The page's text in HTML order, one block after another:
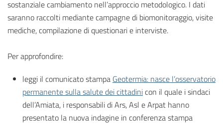
sostanziale cambiamento nell’approccio metodologico. I dati
saranno raccolti mediante campagne di biomonitoraggio, visite
mediche, compilazione di questionari e interviste.
Per approfondire:
leggi il comunicato stampa Geotermia: nasce l’osservatorio
permanente sulla salute dei cittadinicon il quale i sindaci
dell’Amiata, i responsabili di Ars, Asl e Arpat hanno
presentato la nuova indagine in conferenza stampa